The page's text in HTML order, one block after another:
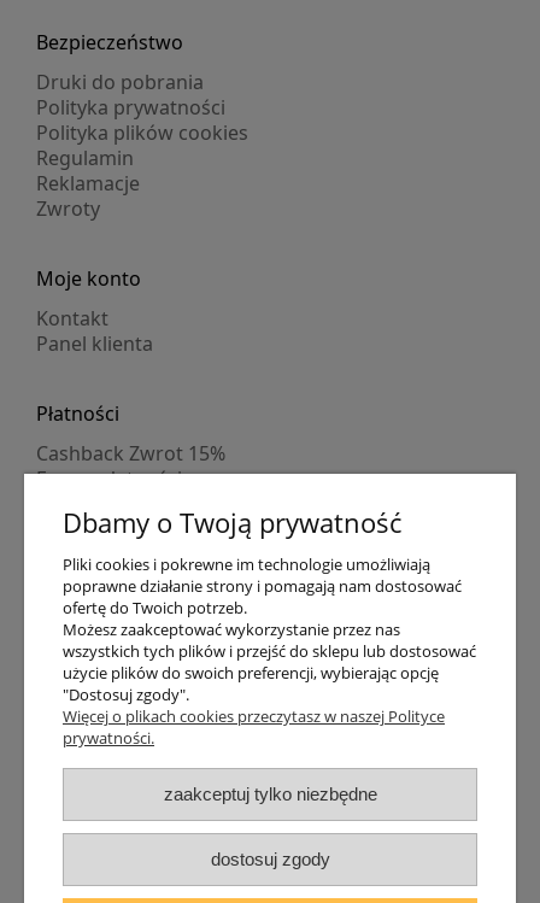
Bezpieczeństwo
Druki do pobrania
Polityka prywatności
Polityka plików cookies
Regulamin
Reklamacje
Zwroty
Moje konto
Kontakt
Panel klienta
Płatności
Cashback Zwrot 15%
Formy płatności
Numer konta
PayPo kupujesz, nie płacisz
Progi rabatowe
Promocje
Dostawa
Czas wysyłki
Dostawa
Śledzenie przesyłki GLS
Śledzenie przesyłki DPD
Shipping abroad
Zarejestruj się /Zaloguj się
Dbamy o Twoją prywatność
Pliki cookies i pokrewne im technologie umożliwiają
poprawne działanie strony i pomagają nam dostosować
ofertę do Twoich potrzeb.
Możesz zaakceptować wykorzystanie przez nas
wszystkich tych plików i przejść do sklepu lub dostosować
użycie plików do swoich preferencji, wybierając opcję
"Dostosuj zgody".
Więcej o plikach cookies przeczytasz w naszej Polityce
prywatności.
zaakceptuj tylko niezbędne
dostosuj zgody